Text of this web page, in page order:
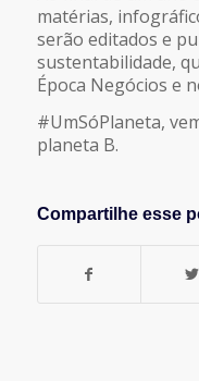
matérias,
serão editados e
sustentabilidade,
Época Negócios e
#UmSóPlaneta,
planeta B.
Compartilhe esse